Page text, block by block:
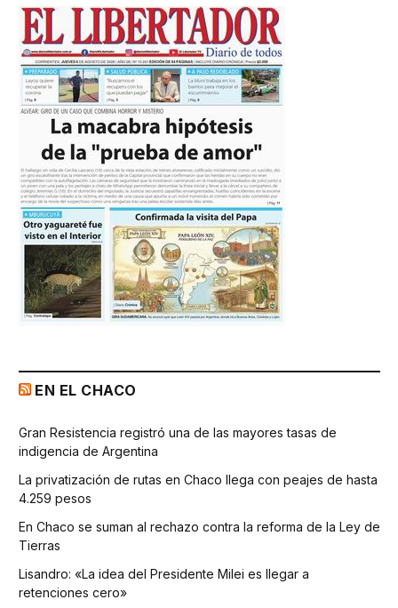
EN EL CHACO
Gran Resistencia registró una de las mayores tasas de
indigencia de Argentina
La privatización de rutas en Chaco llega con peajes de hasta
4.259 pesos
En Chaco se suman al rechazo contra la reforma de la Ley de
Tierras
Lisandro: «La idea del Presidente Milei es llegar a
retenciones cero»